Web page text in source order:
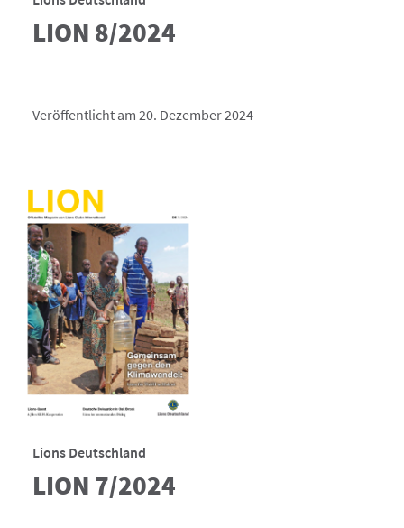
LION 8/2024
Veröffentlicht am 20. Dezember 2024
Lions Deutschland
LION 7/2024